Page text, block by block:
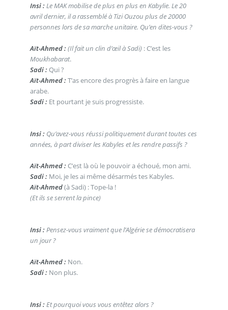
Insi : Le MAK mobilise de plus en plus en Kabylie. Le 20
avril dernier, il a rassemblé à Tizi Ouzou plus de 20000
personnes lors de sa marche unitaire. Qu’en dites-vous ?
Aït-Ahmed : (Il fait un clin d’œil à Sadi) : C’est les
Moukhabarat.
Sadi : Qui ?
Aït-Ahmed : T’as encore des progrès à faire en langue
arabe.
Sadi : Et pourtant je suis progressiste.
Insi : Qu’avez-vous réussi politiquement durant toutes ces
années, à part diviser les Kabyles et les rendre passifs ?
Aït-Ahmed : C’est là où le pouvoir a échoué, mon ami.
Sadi : Moi, je les ai même désarmés tes Kabyles.
Aït-Ahmed(à Sadi) : Tope-la !
(Et ils se serrent la pince)
Insi : Pensez-vous vraiment que l’Algérie se démocratisera
un jour ?
Aït-Ahmed : Non.
Sadi : Non plus.
Insi : Et pourquoi vous vous entêtez alors ?